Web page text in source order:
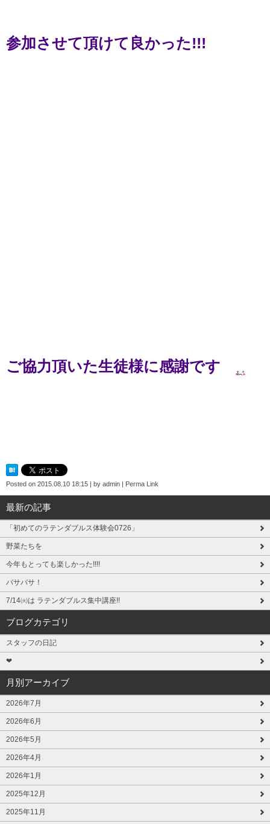
参加させて頂けて良かった!!!
ご協力頂いた生徒様に感謝です
Posted on 2015.08.10 18:15 | by admin | Perma Link
最新の記事
「初めてのラテンダブルス体験会0726」
野菜たちを
今年もとっても楽しかった!!!!
バサバサ！
7/14㈫は ラテンダブルス集中講座!!
ブログカテゴリ
スタッフの日記
❤
月別アーカイブ
2026年7月
2026年6月
2026年5月
2026年4月
2026年1月
2025年12月
2025年11月